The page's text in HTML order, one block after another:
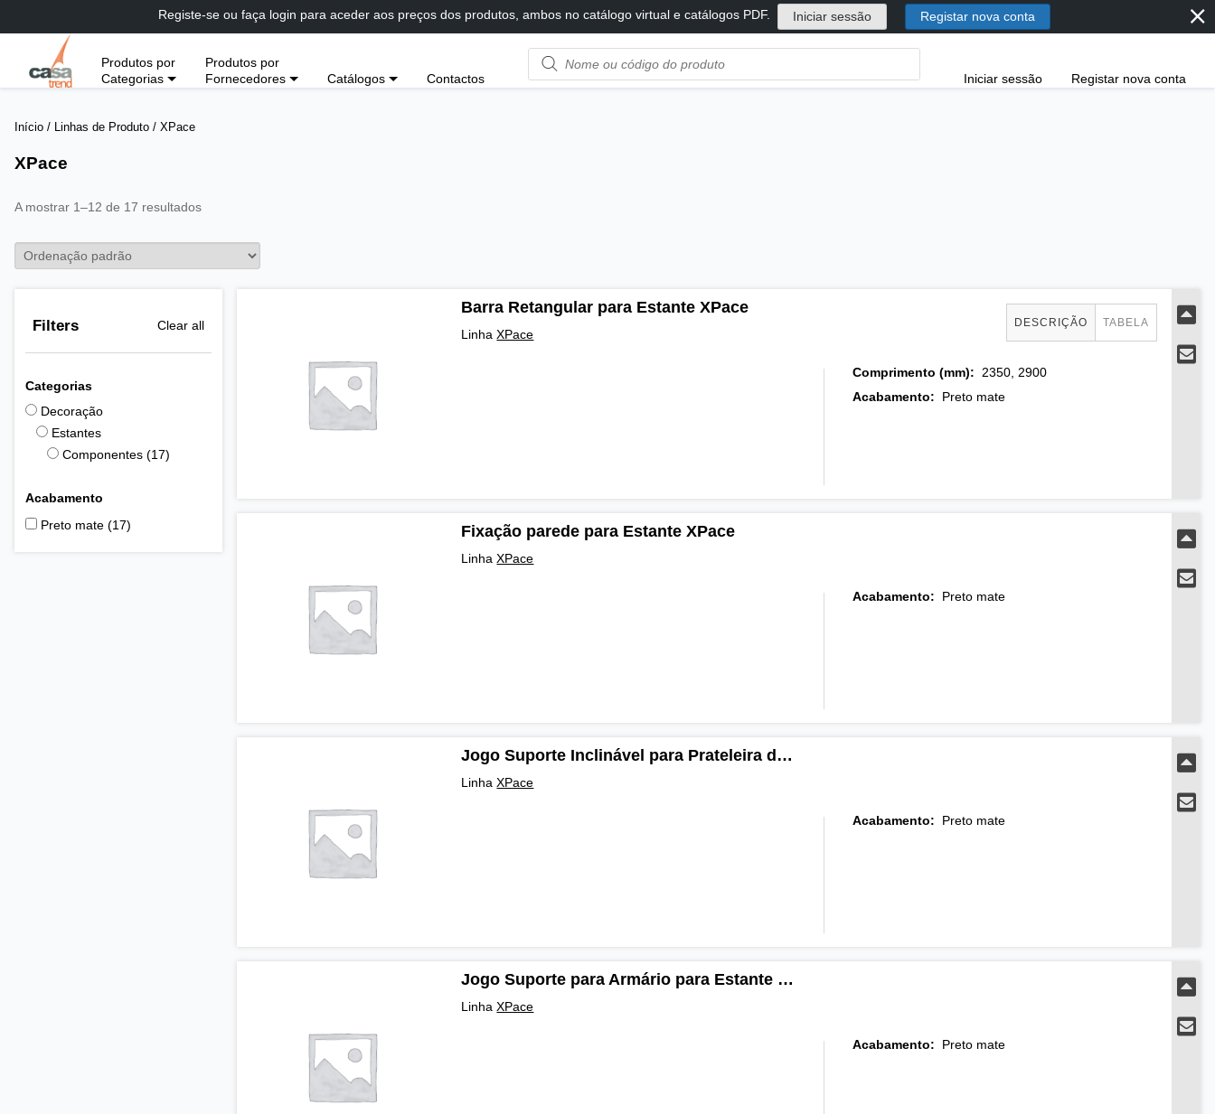
diretamente
conteúdo
Registe-se ou faça login para aceder aos preços dos produtos, ambos no catálogo virtual e catálogos PDF. Iniciar sessão Registar nova conta ⨯
Produtos por
Categorias
Produtos por
Fornecedores
Catálogos Contactos
Product
name
Iniciar sessão Registar nova conta
Início / Linhas de Produto / XPace
XPace
A mostrar 1–12 de 17 resultados
Filters Clear all
Categorias
Decoração
Estantes
Componentes (17)
Acabamento
Preto mate (17)
Barra Retangular para Estante XPace
LinhaXPace
DESCRIÇÃO TABELA
Comprimento (mm): 2350, 2900
Acabamento: Preto mate
Fixação parede para Estante XPace
LinhaXPace
Acabamento: Preto mate
Jogo Suporte Inclinável para Prateleira de Madeira para Estante XPace
LinhaXPace
Acabamento: Preto mate
Jogo Suporte para Armário para Estante XPace
LinhaXPace
Acabamento: Preto mate